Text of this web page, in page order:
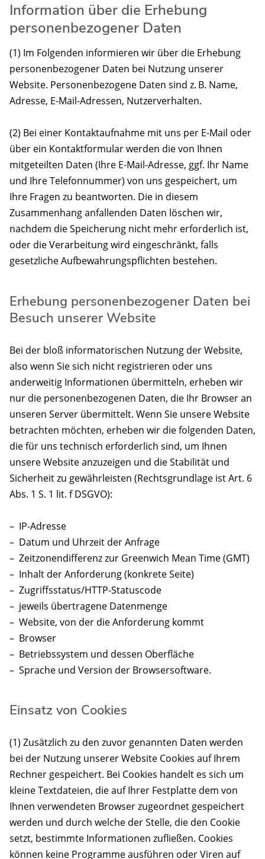
Information über die Erhebung
personenbezogener Daten
(1) Im Folgenden informieren wir über die Erhebung
personenbezogener Daten bei Nutzung unserer
Website. Personenbezogene Daten sind z. B. Name,
Adresse, E-Mail-Adressen, Nutzerverhalten.
(2) Bei einer Kontaktaufnahme mit uns per E-Mail oder
über ein Kontaktformular werden die von Ihnen
mitgeteilten Daten (Ihre E-Mail-Adresse, ggf. Ihr Name
und Ihre Telefonnummer) von uns gespeichert, um
Ihre Fragen zu beantworten. Die in diesem
Zusammenhang anfallenden Daten löschen wir,
nachdem die Speicherung nicht mehr erforderlich ist,
oder die Verarbeitung wird eingeschränkt, falls
gesetzliche Aufbewahrungspflichten bestehen.
Erhebung personenbezogener Daten bei
Besuch unserer Website
Bei der bloß informatorischen Nutzung der Website,
also wenn Sie sich nicht registrieren oder uns
anderweitig Informationen übermitteln, erheben wir
nur die personenbezogenen Daten, die Ihr Browser an
unseren Server übermittelt. Wenn Sie unsere Website
betrachten möchten, erheben wir die folgenden Daten,
die für uns technisch erforderlich sind, um Ihnen
unsere Website anzuzeigen und die Stabilität und
Sicherheit zu gewährleisten (Rechtsgrundlage ist Art. 6
Abs. 1 S. 1 lit. f DSGVO):
– IP-Adresse
– Datum und Uhrzeit der Anfrage
– Zeitzonendifferenz zur Greenwich Mean Time (GMT)
– Inhalt der Anforderung (konkrete Seite)
– Zugriffsstatus/HTTP-Statuscode
– jeweils übertragene Datenmenge
– Website, von der die Anforderung kommt
– Browser
– Betriebssystem und dessen Oberfläche
– Sprache und Version der Browsersoftware.
Einsatz von Cookies
(1) Zusätzlich zu den zuvor genannten Daten werden
bei der Nutzung unserer Website Cookies auf Ihrem
Rechner gespeichert. Bei Cookies handelt es sich um
kleine Textdateien, die auf Ihrer Festplatte dem von
Ihnen verwendeten Browser zugeordnet gespeichert
werden und durch welche der Stelle, die den Cookie
setzt, bestimmte Informationen zufließen. Cookies
können keine Programme ausführen oder Viren auf